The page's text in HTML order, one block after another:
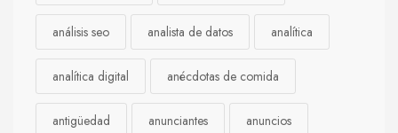
análisis seo analista de datos analítica
analítica digital anécdotas de comida
antigüedad anunciantes anuncios